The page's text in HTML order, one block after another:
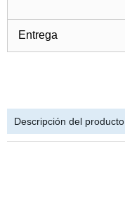
Entrega
Descripción del producto